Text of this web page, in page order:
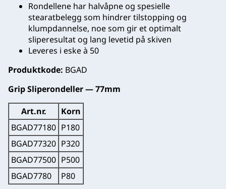
Rondellene har halvåpne og spesielle
stearatbelegg som hindrer tilstopping og
klumpdannelse, noe som gir et optimalt
sliperesultat og lang levetid på skiven
Leveres i eske à 50
Produktkode: BGAD
Grip Sliperondeller — 77mm
Art.nr.
Korn
BGAD77180 P180
BGAD77320 P320
BGAD77500 P500
BGAD7780
P80